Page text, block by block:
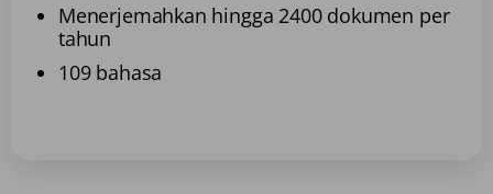
Menerjemahkan hingga 2400 dokumen per
tahun
109 bahasa